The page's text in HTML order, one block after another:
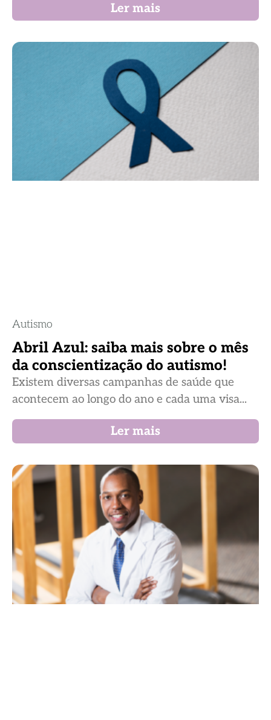
Ler mais
Autismo
Abril Azul: saiba mais sobre o mês
da conscientização do autismo!
Existem diversas campanhas de saúde que
acontecem ao longo do ano e cada uma visa...
Ler mais